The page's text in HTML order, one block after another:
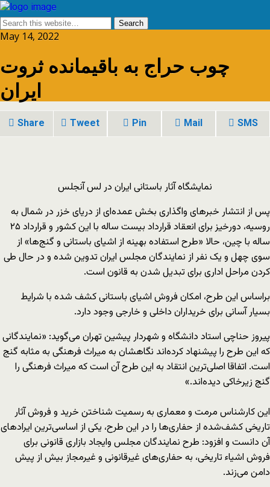
May 14, 2022
چوب حراج به باقیمانده ثروت
ایران
Share Tweet Pin Mail SMS
نمایشگاه آثار باستانی ایران در لس آنجلس
پس از انتشار خبرهای واگذاری بخش عمده‌ای از دریای خزر در شمال به
روسیه، دورخیز برای انعقاد قرارداد بیست ساله با این کشور و قرارداد ۲۵
ساله با چین، حالا «طرح استفاده بهینه از اشیای باستانی و گنج‌ها» از
سوی چهل و یک نفر از نمایندگان مجلس ایران تدوین شده و در حال طی
کردن مراحل اداری برای تبدیل شدن به قانون است.
براساس این طرح، امکان فروش اشیای باستانی کشف شده با شرایط
بسیار آسانی برای خریداران داخلی و خارجی وجود دارد.
پیروز حناچی استاد دانشگاه و شهردار پیشین تهران می‌گوید: «نمایندگانی
که این طرح را پیشنهاد کرده‌اند نگاهشان به میراث فرهنگی به مثابه گنج
است. اتفاقا اصلی‌ترین انتقاد به این طرح آن است که میراث فرهنگی را
گنج زیرخاکی دیده‌اند.»
این کارشناس مرمت و معماری به رسمیت شناختن خرید و فروش آثار
تاریخی کشف‌شده از حفاری‌ها را در این طرح، یکی از اساسی‌ترین ایرادهای
آن دانست و افزود: طرح نمایندگان مجلس وایجاد بازاری قانونی برای
فروش اشیاء تاریخی، به حفاری‌های غیرقانونی و غیرمجاز بیش از پیش
دامن می‌زند.